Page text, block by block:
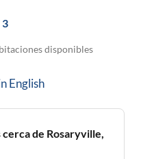
3
disponibles
English
cerca de Rosaryville,